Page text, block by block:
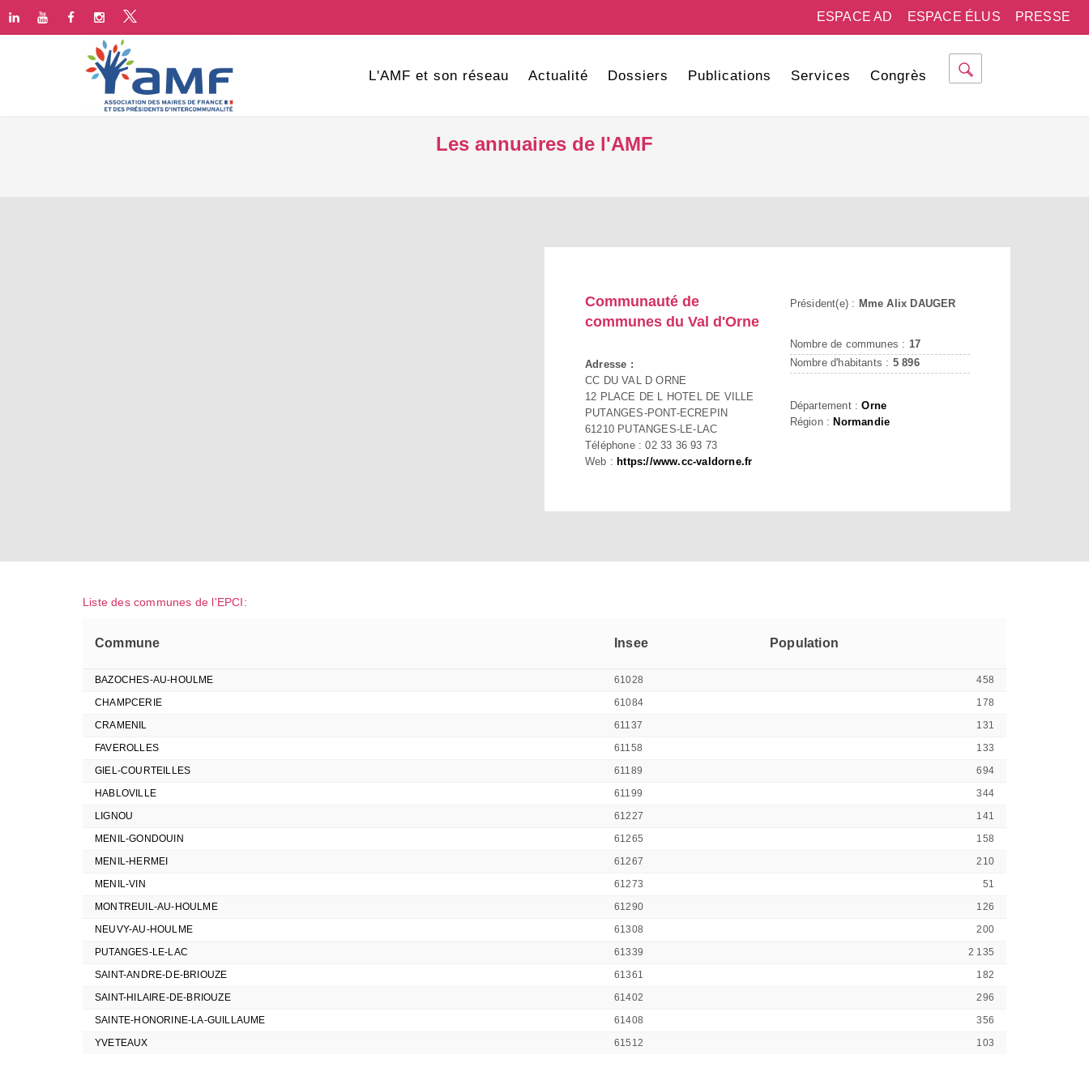
PRESSE
ESPACE ÉLUS
ESPACE AD
L'AMF et son réseau Actualité Dossiers Publications Services Congrès
Les annuaires de l'AMF
Communauté de
communes du Val d'Orne
Adresse :
CC DU VAL D ORNE
12 PLACE DE L HOTEL DE VILLE
PUTANGES-PONT-ECREPIN
61210 PUTANGES-LE-LAC
Téléphone : 02 33 36 93 73
Web : https://www.cc-valdorne.fr
Président(e) : Mme Alix DAUGER
Nombre de communes : 17
Nombre d'habitants : 5 896
Département :Orne
Région : Normandie
Liste des communes de l'EPCI:
Commune Insee Population
BAZOCHES-AU-HOULME 61028
458
CHAMPCERIE
61084
178
CRAMENIL
61137
131
FAVEROLLES
61158
133
GIEL-COURTEILLES
61189
694
HABLOVILLE
61199
344
LIGNOU
61227
141
MENIL-GONDOUIN
61265
158
MENIL-HERMEI
61267
210
MENIL-VIN
61273
51
MONTREUIL-AU-HOULME
61290
126
NEUVY-AU-HOULME
61308
200
PUTANGES-LE-LAC
61339
2 135
SAINT-ANDRE-DE-BRIOUZE
61361
182
SAINT-HILAIRE-DE-BRIOUZE
61402
296
SAINTE-HONORINE-LA-GUILLAUME
61408
356
YVETEAUX
61512 103